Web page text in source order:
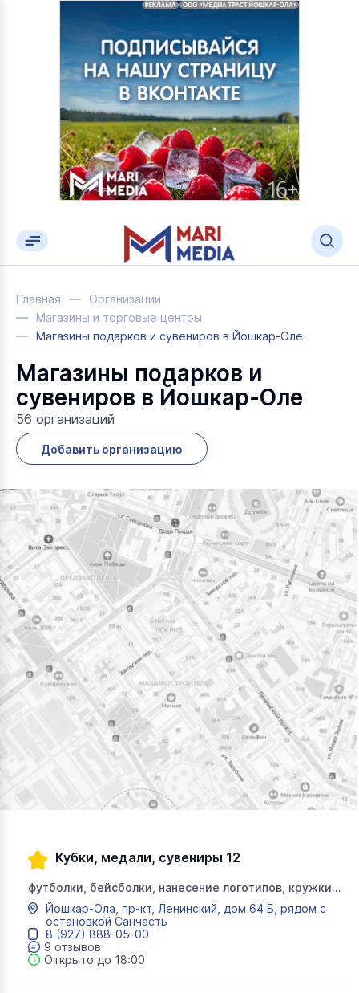
Главная
Организации
Магазины и торговые центры
Магазины подарков и сувениров в Йошкар-Оле
Магазины подарков и
сувениров в Йошкар-Оле
56 организаций
Добавить организацию
Кубки, медали, сувениры 12
футболки, бейсболки, нанесение логотипов, кружки,
магниты, кубки, медали, лазерная гравировка,
сувениры, ручки, пазлы, подарки, Хамелеон, кубок,
кмс12, кмс 12
Йошкар-Ола, пр-кт, Ленинский, дом 64 Б, рядом с
остановкой Санчасть
8 (927) 888-05-00
9 отзывов
Открыто до 18:00